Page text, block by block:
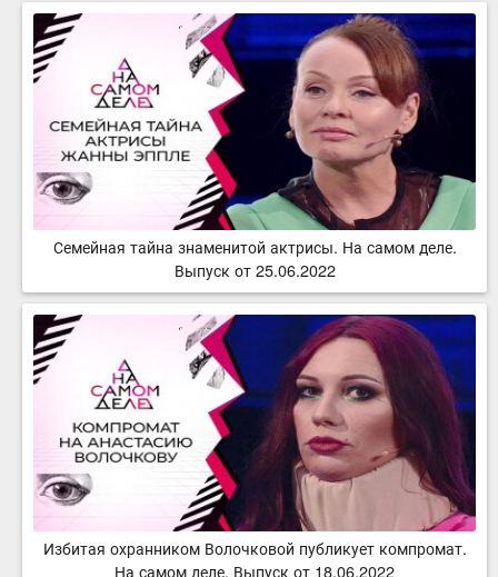
Семейная тайна знаменитой актрисы. На самом деле.
Выпуск от 25.06.2022
Избитая охранником Волочковой публикует компромат.
На самом деле. Выпуск от 18.06.2022